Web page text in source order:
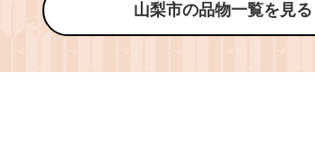
山梨市の品物一覧を見る